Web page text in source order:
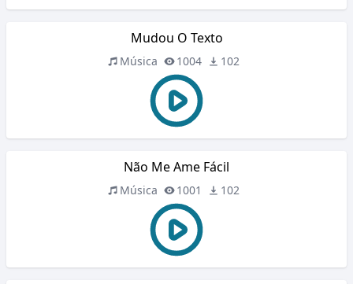
Mudou O Texto
Música 1004 102
Não Me Ame Fácil
Música 1001 102